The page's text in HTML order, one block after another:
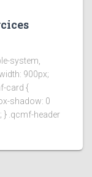
system,
900px;
card {
shadow: 0
} .qcmf-header